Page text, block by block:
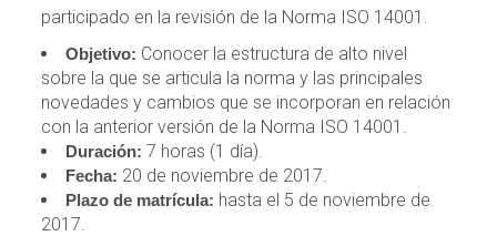
participado en la revisión de la Norma ISO 14001.
Objetivo: Conocer la estructura de alto nivel
sobre la que se articula la norma y las principales
novedades y cambios que se incorporan en relación
con la anterior versión de la Norma ISO 14001.
Duración: 7 horas (1 día).
Fecha: 20 de noviembre de 2017.
Plazo de matrícula: hasta el 5 de noviembre de
2017.